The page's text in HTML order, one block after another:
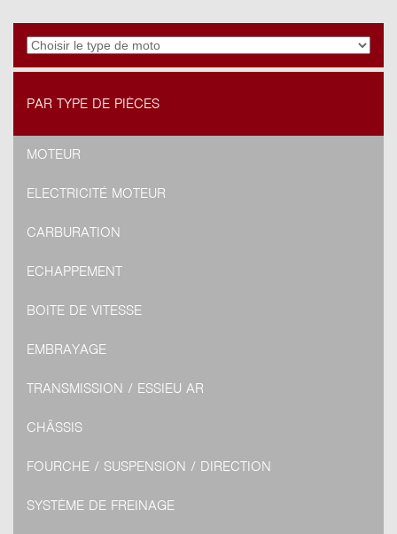
PAR TYPE DE PIÈCES
MOTEUR
ELECTRICITÉ MOTEUR
CARBURATION
ECHAPPEMENT
BOITE DE VITESSE
EMBRAYAGE
TRANSMISSION / ESSIEU AR
CHÂSSIS
FOURCHE / SUSPENSION / DIRECTION
SYSTÈME DE FREINAGE